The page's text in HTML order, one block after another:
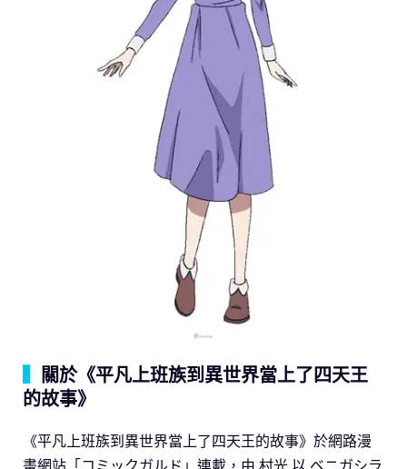
關於《平凡上班族到異世界當上了四天王
的故事》
《平凡上班族到異世界當上了四天王的故事》於網路漫